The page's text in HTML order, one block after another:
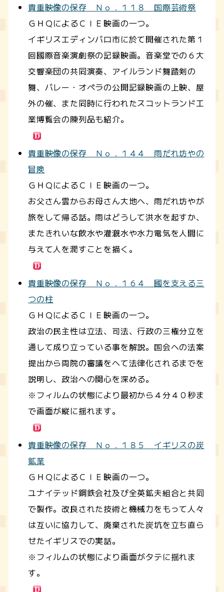
貴重映像の保存 Ｎｏ．１１８ 国際芸術祭
ＧＨＱによるＣＩＥ映画の一つ。
イギリスエディンバロ市に於て開催された第１
回國際音楽演劇祭の記録映画。音楽堂での６大
交響楽団の共同演奏、アイルランド舞踏剣の
舞、バレー・オペラの公開記録映画の上映、屋
外の催、また同時に行われたスコットランド工
業博覧会の陳列品も紹介。
貴重映像の保存 Ｎｏ．１４４ 雨だれ坊やの
冒険
ＧＨＱによるＣＩＥ映画の一つ。
お父さん雲からお母さん大地へ、雨だれ坊やが
旅をして帰る話。雨はどうして洪水を起すか、
またきれいな飲水や灌漑水や水力電気を人間に
与えて人を潤すことを描く。
貴重映像の保存 Ｎｏ．１６４ 國を支える三
つの柱
ＧＨＱによるＣＩＥ映画の一つ。
政治の民主性は立法、司法、行政の三権分立を
通して成り立っている事を解説。国会への法案
提出から両院の審議をへて法律化されるまでを
説明し、政治への関心を深める。
※フィルムの状態により最初から４分４０秒ま
で画面が縦に揺れます。
貴重映像の保存 Ｎｏ．１８５ イギリスの炭
鉱業
ＧＨＱによるＣＩＥ映画の一つ。
ユナイテッド鋼鉄会社及び全英鉱夫組合と共同
で製作。改良された技術と機械力をもって人々
は互いに協力して、廃棄された炭坑を立ち直ら
せたイギリスでの実話。
※フィルムの状態により画面がタテに揺れま
す。